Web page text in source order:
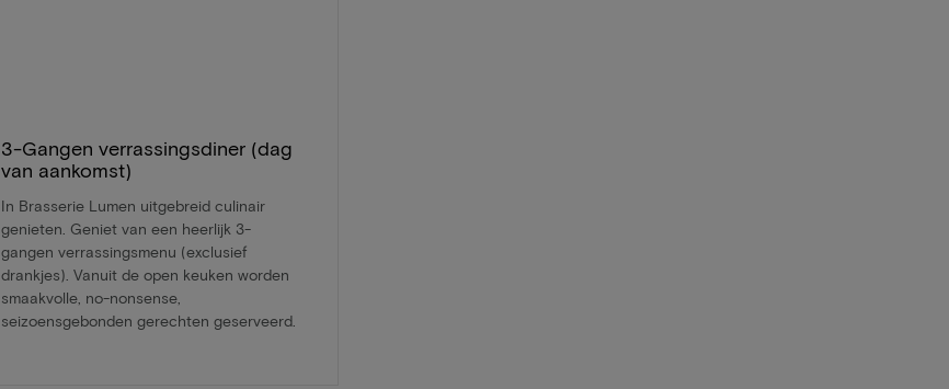
3-Gangen verrassingsdiner (dag
van aankomst)
In Brasserie Lumen uitgebreid culinair
genieten. Geniet van een heerlijk 3-
gangen verrassingsmenu (exclusief
drankjes). Vanuit de open keuken worden
smaakvolle, no-nonsense,
seizoensgebonden gerechten geserveerd.